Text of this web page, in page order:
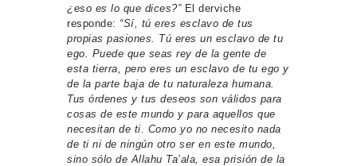
¿eso es lo que dices?” El derviche
responde: “Sí, tú eres esclavo de tus
propias pasiones. Tú eres un esclavo de tu
ego. Puede que seas rey de la gente de
esta tierra, pero eres un esclavo de tu ego y
de la parte baja de tu naturaleza humana.
Tus órdenes y tus deseos son válidos para
cosas de este mundo y para aquellos que
necesitan de ti. Como yo no necesito nada
de ti ni de ningún otro ser en este mundo,
sino sólo de Allahu Ta’ala, esa prisión de la